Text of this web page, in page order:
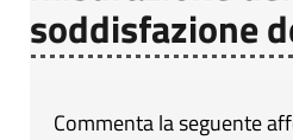
soddisfazione
Commenta la seguente